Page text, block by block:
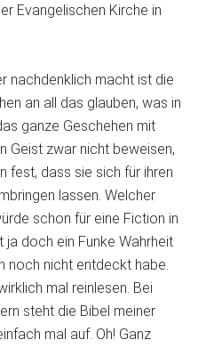
Evangelischen Kirche in
nachdenklich macht ist die
an all das glauben, was in
ganze Geschehen mit
Geist zwar nicht beweisen,
fest, dass sie sich für ihren
lassen. Welcher
schon für eine Fiction in
ja doch ein Funke Wahrheit
noch nicht entdeckt habe.
mal reinlesen. Bei
steht die Bibel meiner
mal auf. Oh! Ganz